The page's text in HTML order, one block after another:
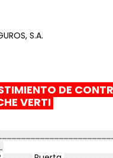
S.A.
DE
VERTI